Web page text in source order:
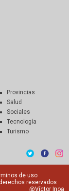
Provincias
Salud
Sociales
Tecnología
Turismo
de uso
reservados
@Víctor Inoa